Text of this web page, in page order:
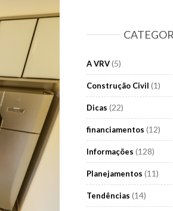
A VRV(5)
Construção Civil (1)
Dicas (22)
financiamentos (12)
Informações (128)
Planejamentos (11)
Tendências (14)